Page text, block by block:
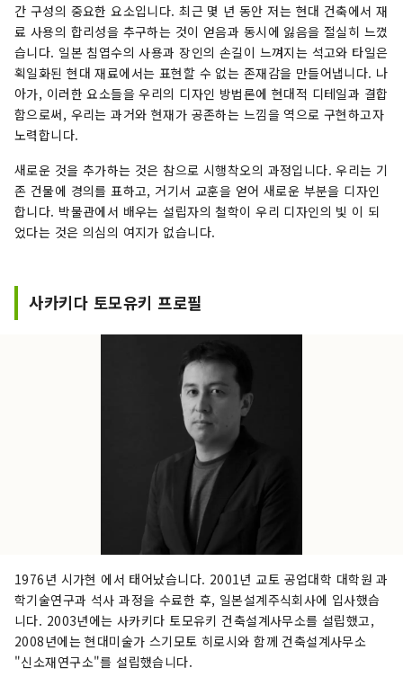
간 구성의 중요한 요소입니다. 최근 몇 년 동안 저는 현대 건축에서 재
료 사용의 합리성을 추구하는 것이 얻음과 동시에 잃음을 절실히 느꼈
습니다. 일본 침엽수의 사용과 장인의 손길이 느껴지는 석고와 타일은
획일화된 현대 재료에서는 표현할 수 없는 존재감을 만들어냅니다. 나
아가, 이러한 요소들을 우리의 디자인 방법론에 현대적 디테일과 결합
함으로써, 우리는 과거와 현재가 공존하는 느낌을 역으로 구현하고자
노력합니다.
새로운 것을 추가하는 것은 참으로 시행착오의 과정입니다. 우리는 기
존 건물에 경의를 표하고, 거기서 교훈을 얻어 새로운 부분을 디자인
합니다. 박물관에서 배우는 설립자의 철학이 우리 디자인의 빛 이 되
었다는 것은 의심의 여지가 없습니다.
사카키다 토모유키 프로필
1976년 시가현 에서 태어났습니다. 2001년 교토 공업대학 대학원 과
학기술연구과 석사 과정을 수료한 후, 일본설계주식회사에 입사했습
니다. 2003년에는 사카키다 토모유키 건축설계사무소를 설립했고,
2008년에는 현대미술가 스기모토 히로시와 함께 건축설계사무소
"신소재연구소"를 설립했습니다.